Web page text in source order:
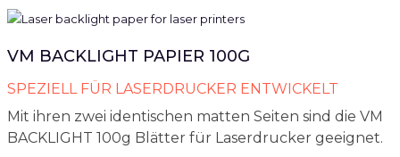
VM BACKLIGHT PAPIER 100G
SPEZIELL FÜR LASERDRUCKER ENTWICKELT
Mit ihren zwei identischen matten Seiten sind die VM
BACKLIGHT 100g Blätter für Laserdrucker geeignet.